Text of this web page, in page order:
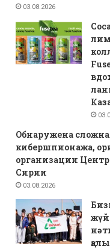
03.08.2026
Обнаружена
кибершпионажа,
организации
Сирии
03.08.2026